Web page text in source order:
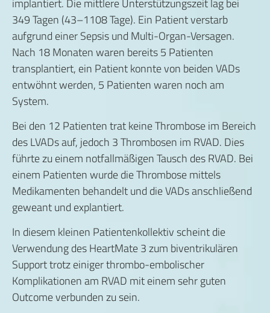
349 Tagen (43–1108 Tage). Ein Patient verstarb
aufgrund einer Sepsis und Multi-Organ-Versagen.
Nach 18 Monaten waren bereits 5 Patienten
transplantiert, ein Patient konnte von beiden VADs
entwöhnt werden, 5 Patienten waren noch am
System.
Bei den 12 Patienten trat keine Thrombose im Bereich
des LVADs auf, jedoch 3 Thrombosen im RVAD. Dies
führte zu einem notfallmäßigen Tausch des RVAD. Bei
einem Patienten wurde die Thrombose mittels
Medikamenten behandelt und die VADs anschließend
geweant und explantiert.
In diesem kleinen Patientenkollektiv scheint die
Verwendung des HeartMate 3 zum biventrikulären
Support trotz einiger thrombo-embolischer
Komplikationen am RVAD mit einem sehr guten
Outcome verbunden zu sein.